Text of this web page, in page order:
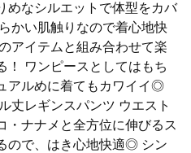
めなシルエットで体型をカバ
かい肌触りなので着心地快
アイテムと組み合わせて楽
！ ワンピースとしてはもち
アルめに着てもカワイイ◎
丈レギンスパンツ ウエスト
・ナナメと全方位に伸びるス
ので、はき心地快適◎ シン